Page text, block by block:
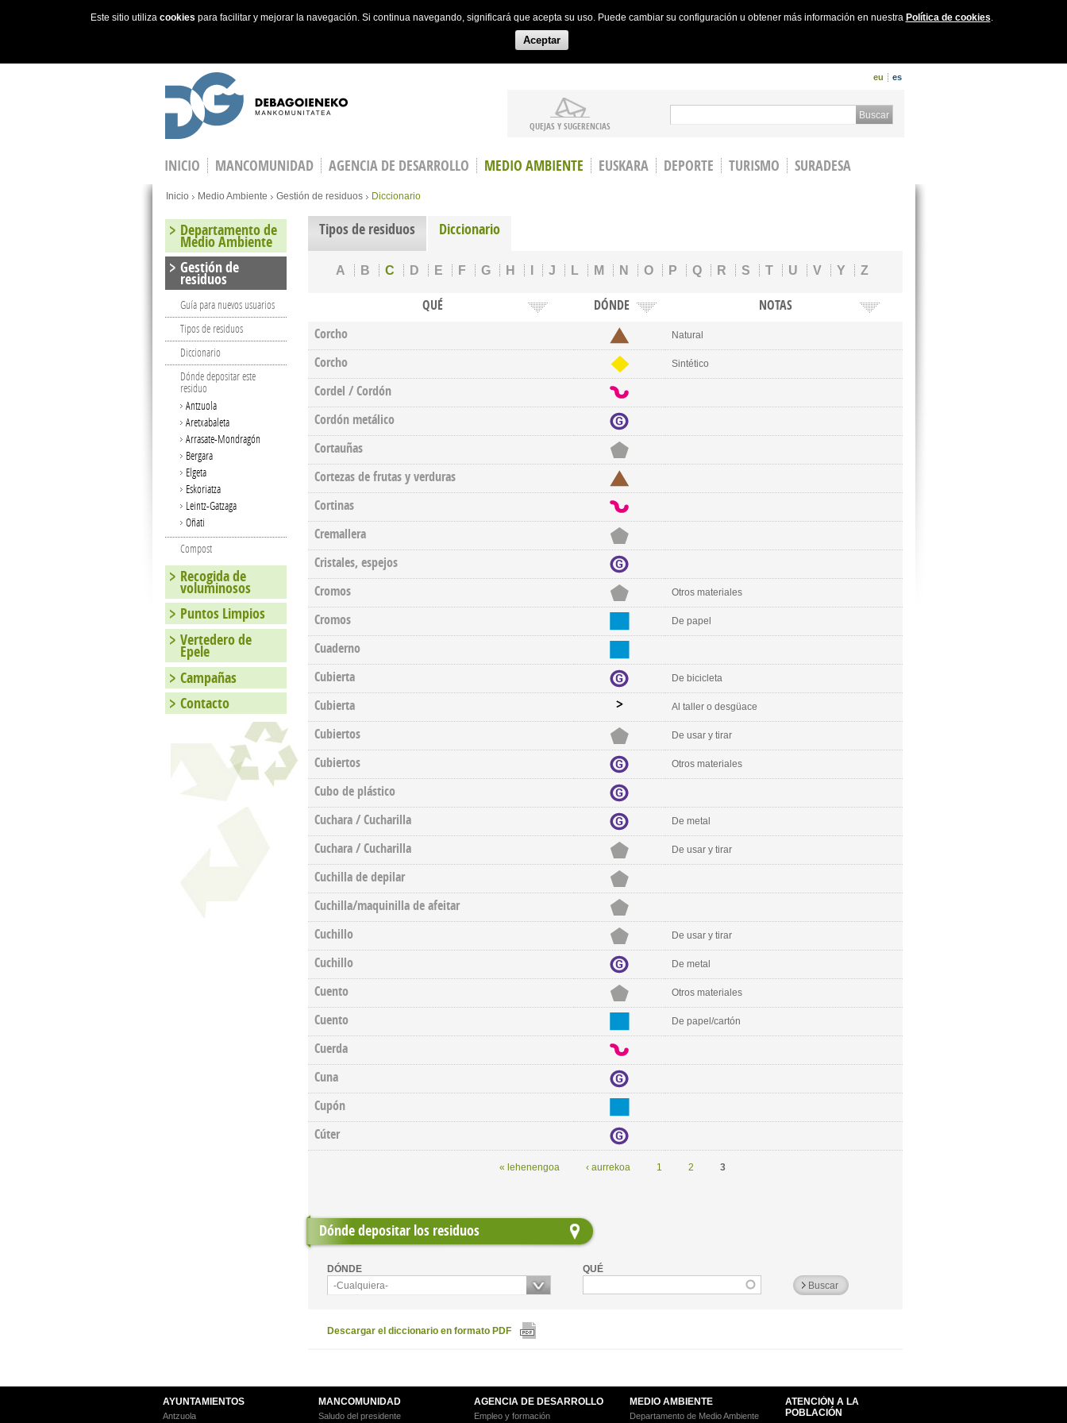
Este sitio utiliza cookies para facilitar y mejorar la navegación. Si continua navegando, significará que acepta su uso. Puede cambiar su configuración u obtener más información en nuestra Política de cookies.
Aceptar
eu es
QUEJAS Y SUGERENCIAS
Search form
INICIO MANCOMUNIDAD AGENCIA DE DESARROLLO MEDIO AMBIENTE EUSKARA DEPORTE TURISMO
SURADESA
You are here
Inicio Medio Ambiente Gestión de residuos Diccionario
Tipos de residuos Diccionario
A B C D E F G H J L M N O P Q R S T U V Y Z
QUÉ DÓNDE
NOTAS
Corcho
Natural
Corcho Sintético
Cordel / Cordón
Cordón metálico
Cortauñas
Cortezas de frutas y verduras
Cortinas
Cremallera
Cristales, espejos
Cromos
Otros materiales
Cromos De papel
Cuaderno
Cubierta
De bicicleta
Cubierta Al taller o desgüace
Cubiertos De usar y tirar
Cubiertos Otros materiales
Cubo de plástico
Cuchara / Cucharilla
De metal
Cuchara / Cucharilla De usar y tirar
Cuchilla de depilar
Cuchilla/maquinilla de afeitar
Cuchillo
De usar y tirar
Cuchillo De metal
Cuento Otros materiales
Cuento De papel/cartón
Cuerda
Cuna
Cupón
Cúter
« lehenengoa ‹ aurrekoa 1 2 3
Dónde depositar los residuos
DÓNDE
-Cualquiera-
QUÉ
Descargar el diccionario en formato PDF
Departamento de
Medio Ambiente
Gestión de
residuos
Guía para nuevos usuarios
Tipos de residuos
Diccionario
Dónde depositar este
residuo
Antzuola
Aretxabaleta
Arrasate-Mondragón
Bergara
Elgeta
Eskoriatza
Leintz-Gatzaga
Oñati
Compost
Recogida de
voluminosos
Puntos Limpios
Vertedero de
Epele
Campañas
Contacto
AYUNTAMIENTOS
Antzuola
MANCOMUNIDAD
Saludo del presidente
AGENCIA DE DESARROLLO
Empleo y formación
MEDIO AMBIENTE
Departamento de Medio Ambiente
ATENCIÓN A LA
POBLACIÓN